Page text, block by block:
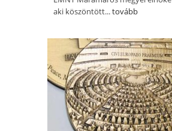
aki köszöntött...tovább